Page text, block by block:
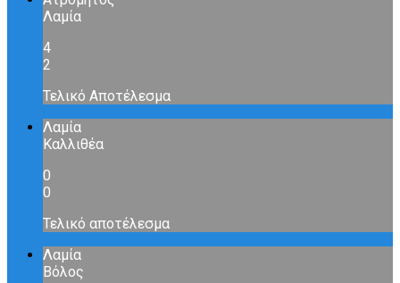
Λαμία
4
2
Τελικό Αποτέλεσμα
Λαμία
Καλλιθέα
0
0
Τελικό αποτέλεσμα
Λαμία
Βόλος